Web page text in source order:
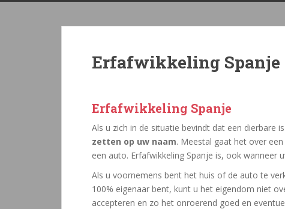
Erfafwikkeling Spanje
Erfafwikkeling Spanje
Als u zich in de situatie bevindt dat een dierbare
zetten op uw naam. Meestal gaat het over
een auto. Erfafwikkeling Spanje is, ook wanneer
Als u voornemens bent het huis of de auto te
100% eigenaar bent, kunt u het eigendom niet
accepteren en zo het onroerend goed en